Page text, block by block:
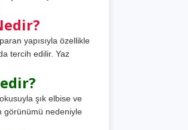
yapısıyla özellikle
tercih edilir. Yaz
şık elbise ve
görünümü nedeniyle